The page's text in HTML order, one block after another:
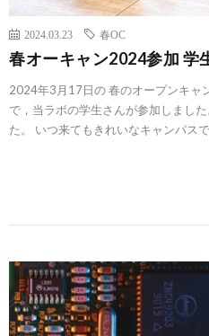
2024.03.23 春OC
春オーキャン2024参加 学
2024年3月17日の 春のオープンキャ
で，当ラボの学生さんが参加しまし
た。 いつ来てもきれいなキャンパス